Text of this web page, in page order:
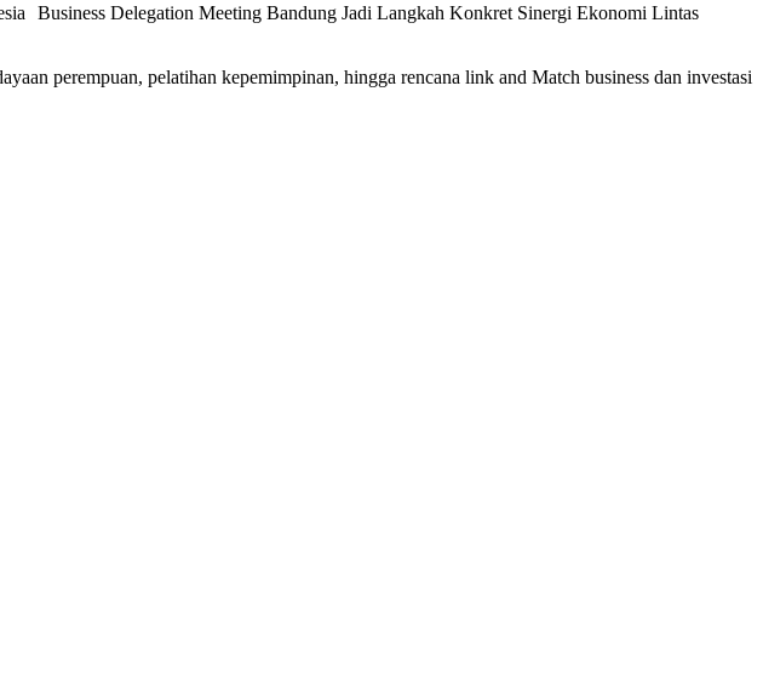
Business Delegation Meeting Bandung Jadi Langkah Konkret Sinergi Ekonomi Lintas
perempuan, pelatihan kepemimpinan, hingga rencana link and Match business dan investasi